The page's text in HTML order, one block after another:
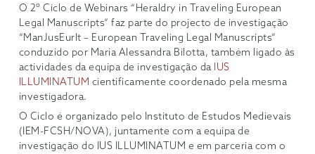
O 2º Ciclo de Webinars “Heraldry in Traveling European
Legal Manuscripts” faz parte do projecto de investigação
“ManJusEurIt – European Traveling Legal Manuscripts”
conduzido por Maria Alessandra Bilotta, também ligado às
actividades da equipa de investigação da IUS
ILLUMINATUM cientificamente coordenado pela mesma
investigadora.
O Ciclo é organizado pelo Instituto de Estudos Medievais
(IEM-FCSH/NOVA), juntamente com a equipa de
investigação do IUS ILLUMINATUM e em parceria com o